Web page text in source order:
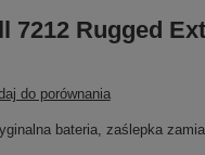
7212 Rugged
do porównania
bateria, zaślepka